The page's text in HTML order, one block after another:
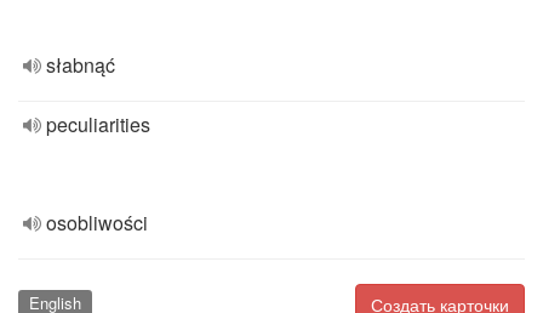
słabnąć
peculiarities
osobliwości
Создать карточки
English